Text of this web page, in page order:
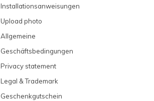
Installationsanweisungen
Upload photo
Allgemeine
Geschäftsbedingungen
Privacy statement
Legal & Trademark
Geschenkgutschein